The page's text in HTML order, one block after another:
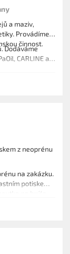
a maziv,
Provádíme
činnost.
Dodáváme
CARLINE a
z neoprénu
na zakázku.
potiskem
na brýle.